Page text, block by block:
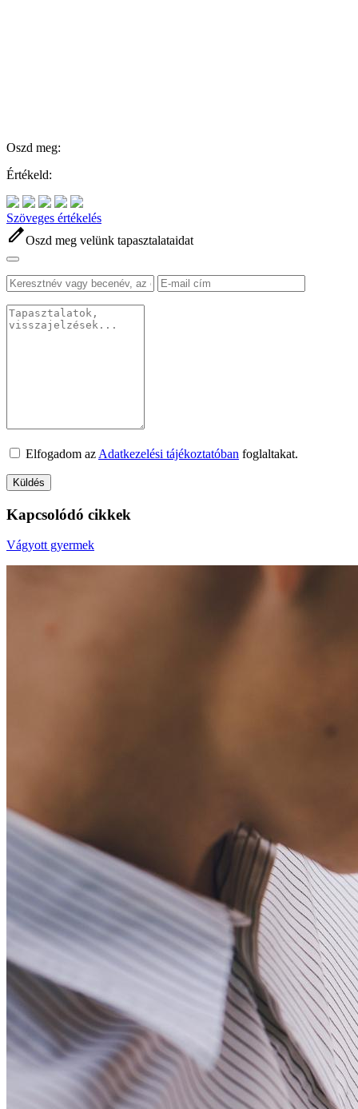
Oszd meg:
Értékeld:
Szöveges értékelés
editOszd meg velünk tapasztalataidat
Elfogadom az Adatkezelési tájékoztatóban foglaltakat.
Kapcsolódó cikkek
Vágyott gyermek